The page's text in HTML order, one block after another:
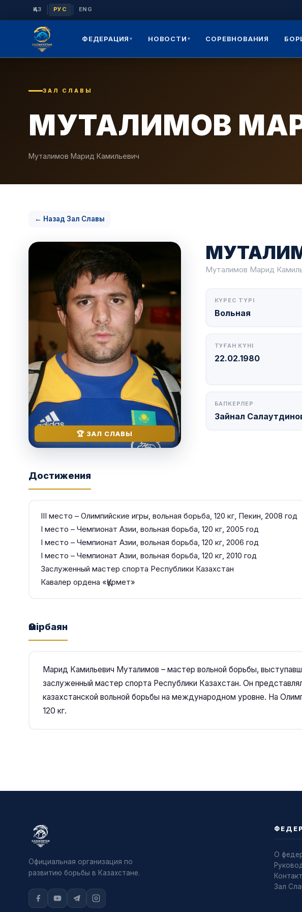
ҚАЗ РУС ENG
ФЕДЕРАЦИЯ ▾ НОВОСТИ ▾ СОРЕВНОВАНИЯ
ЗАЛ СЛАВЫ
МУТАЛИМОВ
Муталимов Марид Камильевич
← Назад Зал Славы
🏆 ЗАЛ СЛАВЫ
Муталимов Марид
КҮРЕС ТҮРІ
Вольная
ТУҒАН КҮНІ
22.02.1980
БАПКЕРЛЕР
Зайнал
Достижения
ІІІ место – Олимпийские игры, вольная борьба, 120 кг, Пекин, 2008 год
І место – Чемпионат Азии, вольная борьба, 120 кг, 2005 год
І место – Чемпионат Азии, вольная борьба, 120 кг, 2006 год
І место – Чемпионат Азии, вольная борьба, 120 кг, 2010 год
Заслуженный мастер спорта Республики Казахстан
Кавалер ордена «Құрмет»
Өмірбаян
Марид Камильевич Муталимов – мастер вольной борьбы,
заслуженный мастер спорта Республики Казахстан. Он
казахстанской вольной борьбы на международном уровне. На
120 кг.
Официальная организация по
развитию борьбы в Казахстане.
О
Зал